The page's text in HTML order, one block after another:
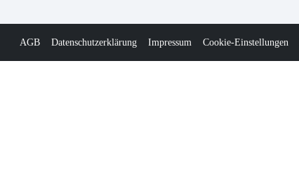
AGB Datenschutzerklärung Impressum Cookie-Einstellungen